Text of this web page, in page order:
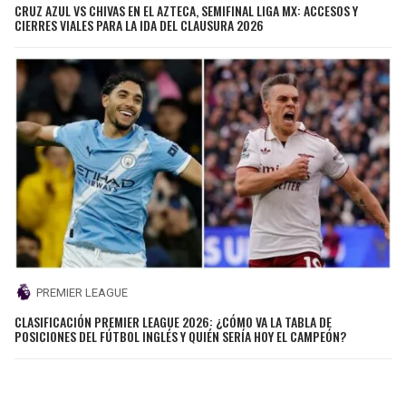
CRUZ AZUL VS CHIVAS EN EL AZTECA, SEMIFINAL LIGA MX: ACCESOS Y
CIERRES VIALES PARA LA IDA DEL CLAUSURA 2026
PREMIER LEAGUE
CLASIFICACIÓN PREMIER LEAGUE 2026: ¿CÓMO VA LA TABLA DE
POSICIONES DEL FÚTBOL INGLÉS Y QUIÉN SERÍA HOY EL CAMPEÓN?